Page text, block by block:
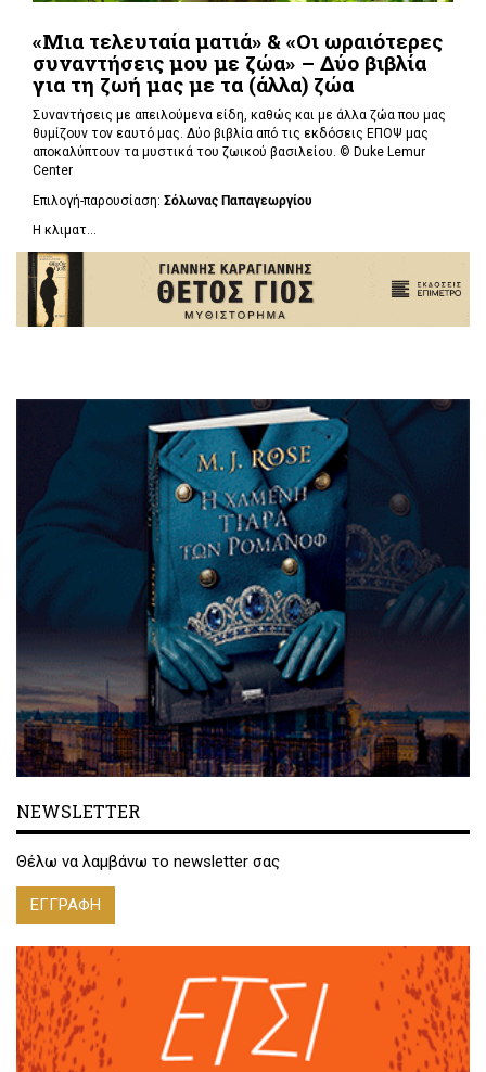
«Μια τελευταία ματιά» & «Οι ωραιότερες
συναντήσεις μου με ζώα» – Δύο βιβλία
για τη ζωή μας με τα (άλλα) ζώα
Συναντήσεις με απειλούμενα είδη, καθώς και με άλλα ζώα που μας
θυμίζουν τον εαυτό μας. Δύο βιβλία από τις εκδόσεις ΕΠΟΨ μας
αποκαλύπτουν τα μυστικά του ζωικού βασιλείου. © Duke Lemur
Center
Επιλογή-παρουσίαση: Σόλωνας Παπαγεωργίου
Η κλιματ...
NEWSLETTER
Θέλω να λαμβάνω το newsletter σας
ΕΓΓΡΑΦΗ